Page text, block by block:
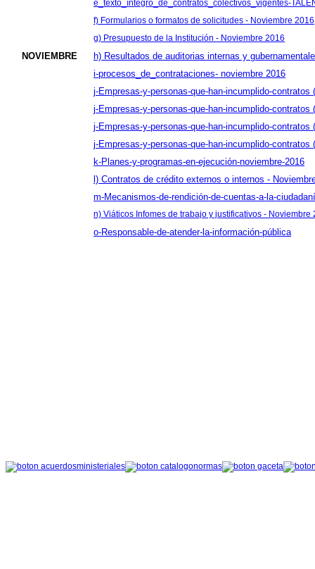
NOVIEMBRE
e_texto_íntegro_de_contratos_colectivos_vigentes-
f) Formularios o formatos de solicitudes - Noviembre 2016
g) Presupuesto de la Institución - Noviembre 2016
h) Resultados de auditorias internas y
i-procesos_de_contrataciones- noviembre 2016
j-Empresas-y-personas-que-han-incumplido-contratos
j-Empresas-y-personas-que-han-incumplido-
j-Empresas-y-personas-que-han-incumplido-
j-Empresas-y-personas-que-han-incumplido-
k-Planes-y-programas-en-ejecución-noviembre-2016
l) Contratos de crédito externos o internos -
m-Mecanismos-de-rendición-de-cuentas-a-la-
n) Viáticos Infomes de trabajo y justificativos - Noviembre
o-Responsable-de-atender-la-información-pública